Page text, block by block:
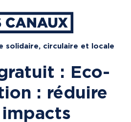
solidaire, circulaire et locale
: Eco-
: réduire